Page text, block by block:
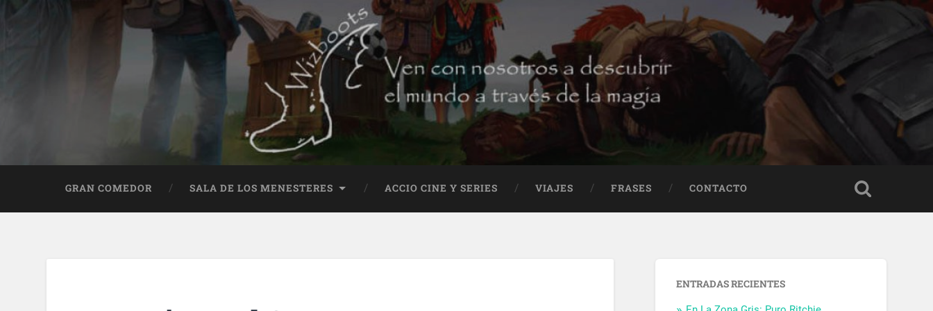
GRAN COMEDOR SALA DE LOS MENESTERES ACCIO CINE Y SERIES VIAJES FRASES CONTACTO
ENTRADAS RECIENTES